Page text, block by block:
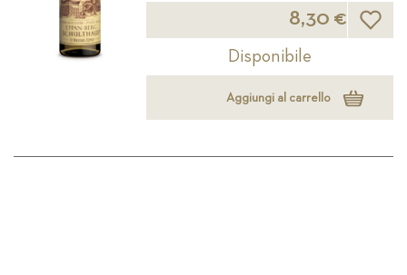
8,30 € Lista
Disponibile
Aggiungi al carrello